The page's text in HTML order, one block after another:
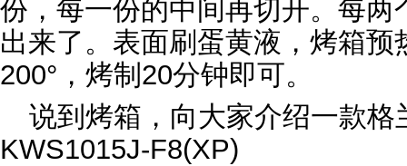
份，每一份的中间再切开。每
出来了。表面刷蛋黄液，烤箱预
200°，烤制20分钟即可。
说到烤箱，向大家介绍一款格
KWS1015J-F8(XP)